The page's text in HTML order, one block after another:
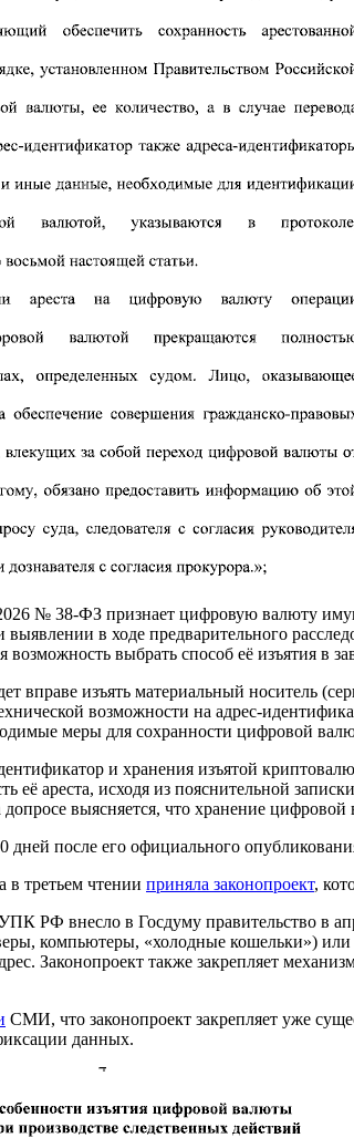
№ 38-ФЗ признает цифровую валюту
выявлении в ходе предварительного
возможность выбрать способ её изъятия в
вправе изъять материальный носитель
возможности на
меры для сохранности цифровой
и хранения изъятой
её ареста, исходя из пояснительной
выясняется, что хранение
дней после его официального
в третьем чтении приняла законопроект,
РФ внесло в Госдуму правительство в
компьютеры, «холодные кошельки»)
Законопроект также закрепляет
СМИ, что законопроект закрепляет уже
данных.